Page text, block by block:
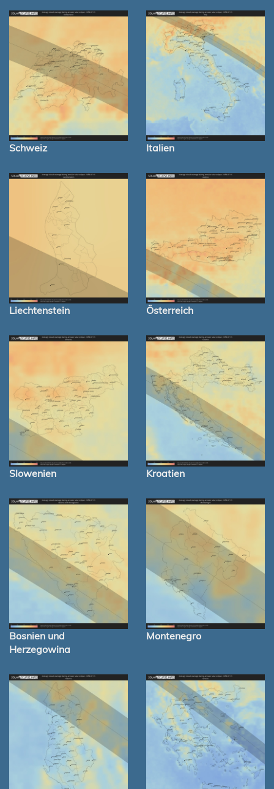
Schweiz Italien
Liechtenstein Österreich
Slowenien Kroatien
Bosnien und
Herzegowina
Montenegro